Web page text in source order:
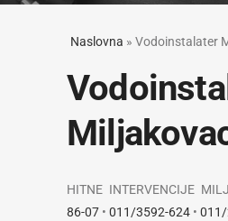
Naslovna » Vodoinstalater
HITNE INTERVENCIJE
86-07 • 011/3592-624 •